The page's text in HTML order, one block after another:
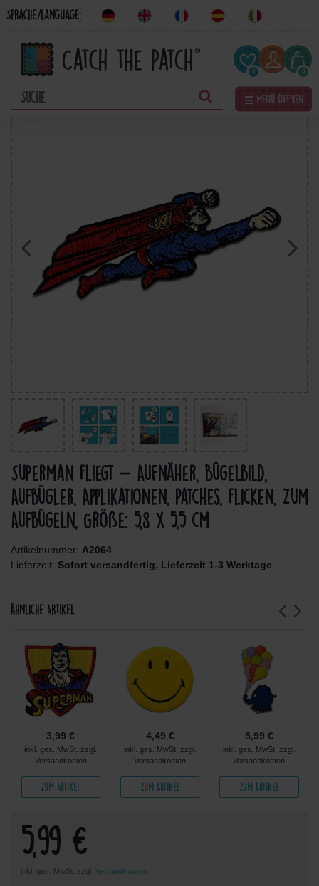
Sprache/Language:
0
☰ Menü öffnen
Superman Fliegt - Aufnäher, Bügelbild,
Aufbügler, Applikationen, Patches, Flicken, Zum
Aufbügeln, Größe: 5,8 x 5,5 cm
Artikelnummer: A2064
Lieferzeit: Sofort versandfertig, Lieferzeit 1-3 Werktage
Ähnliche Artikel
3,99 €
inkl. ges. MwSt. zzgl.
Versandkosten
Zum Artikel
4,49 €
inkl. ges. MwSt. zzgl.
Versandkosten
Zum Artikel
5,99 €
inkl. ges. MwSt. zzgl.
Versandkosten
Zum Artikel
5,99 €
inkl. ges. MwSt. zzgl. Versandkosten